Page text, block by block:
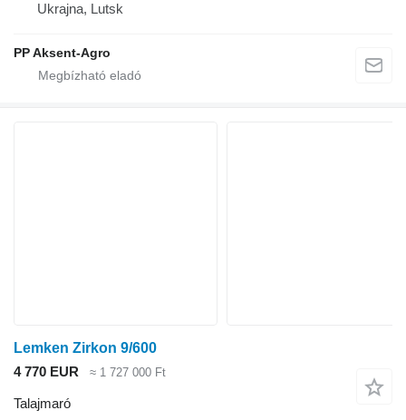
Ukrajna, Lutsk
PP Aksent-Agro
Lemken Zirkon 9/600
4 770 EUR
≈ 1 727 000 Ft
Talajmaró